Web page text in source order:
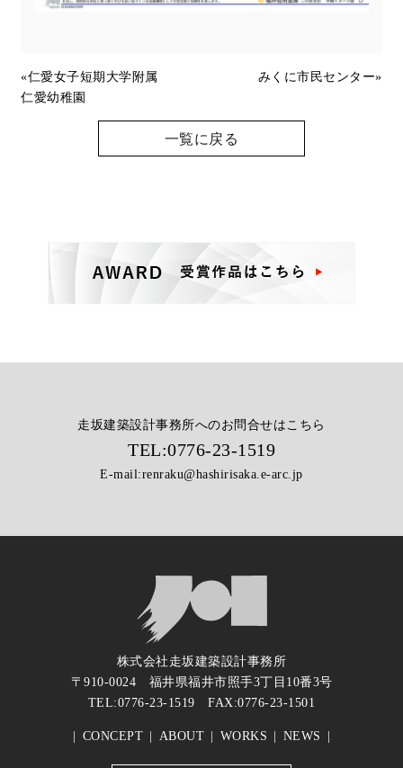
«仁愛女子短期大学附属
仁愛幼稚園
みくに市民センター»
一覧に戻る
走坂建築設計事務所へのお問合せはこちら
TEL:0776-23-1519
E-mail:renraku@hashirisaka.e-arc.jp
株式会社走坂建築設計事務所
〒910-0024 福井県福井市照手3丁目10番3号
TEL:0776-23-1519 FAX:0776-23-1501
CONCEPT ABOUT WORKS NEWS